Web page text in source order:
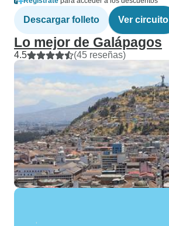
Descargar folleto Ver circuito
Lo mejor de Galápagos
4.5 (45 reseñas)